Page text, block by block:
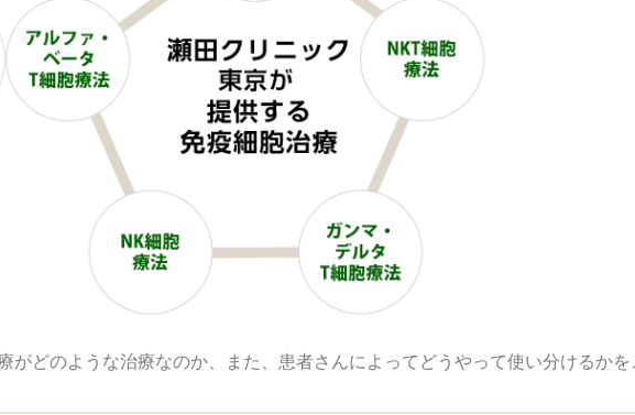
がどのような治療なのか、また、患者さんによってどうやって使い分けるかを